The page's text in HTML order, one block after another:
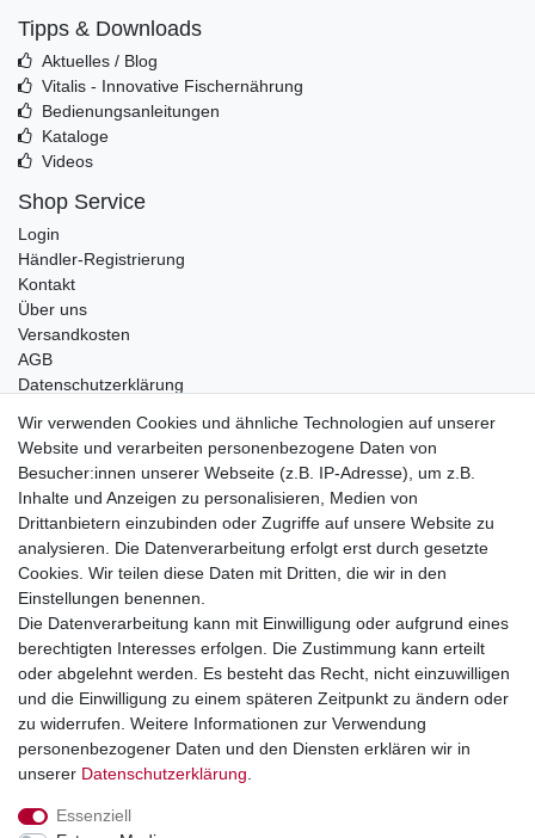
Tipps & Downloads
Aktuelles / Blog
Vitalis - Innovative Fischernährung
Bedienungsanleitungen
Kataloge
Videos
Shop Service
Login
Händler-Registrierung
Kontakt
Über uns
Versandkosten
AGB
Datenschutzerklärung
Telefonische Beratung und Unterstützung für Händler unter:
+49 2851 5895-0
Montag - Donnerstag: 08.00 - 16.30 Uhr
Freitag: 08.00 - 16.00 Uhr
Wir sind ein Großhandel, bitte wenden Sie sich als
Endkunde direkt an Ihren örtlichen Fachhändler. Vielen
Dank!
Widerrufs­recht Impressum Daten­schutz­erklärung
Wir verwenden Cookies und ähnliche Technologien auf unserer
Website und verarbeiten personenbezogene Daten von
Besucher:innen unserer Webseite (z.B. IP-Adresse), um z.B.
Inhalte und Anzeigen zu personalisieren, Medien von
Drittanbietern einzubinden oder Zugriffe auf unsere Website zu
analysieren. Die Datenverarbeitung erfolgt erst durch gesetzte
Cookies. Wir teilen diese Daten mit Dritten, die wir in den
Einstellungen benennen.
Die Datenverarbeitung kann mit Einwilligung oder aufgrund eines
berechtigten Interesses erfolgen. Die Zustimmung kann erteilt
oder abgelehnt werden. Es besteht das Recht, nicht einzuwilligen
und die Einwilligung zu einem späteren Zeitpunkt zu ändern oder
zu widerrufen. Weitere Informationen zur Verwendung
personenbezogener Daten und den Diensten erklären wir in
unserer Daten­schutz­erklärung
Essenziell